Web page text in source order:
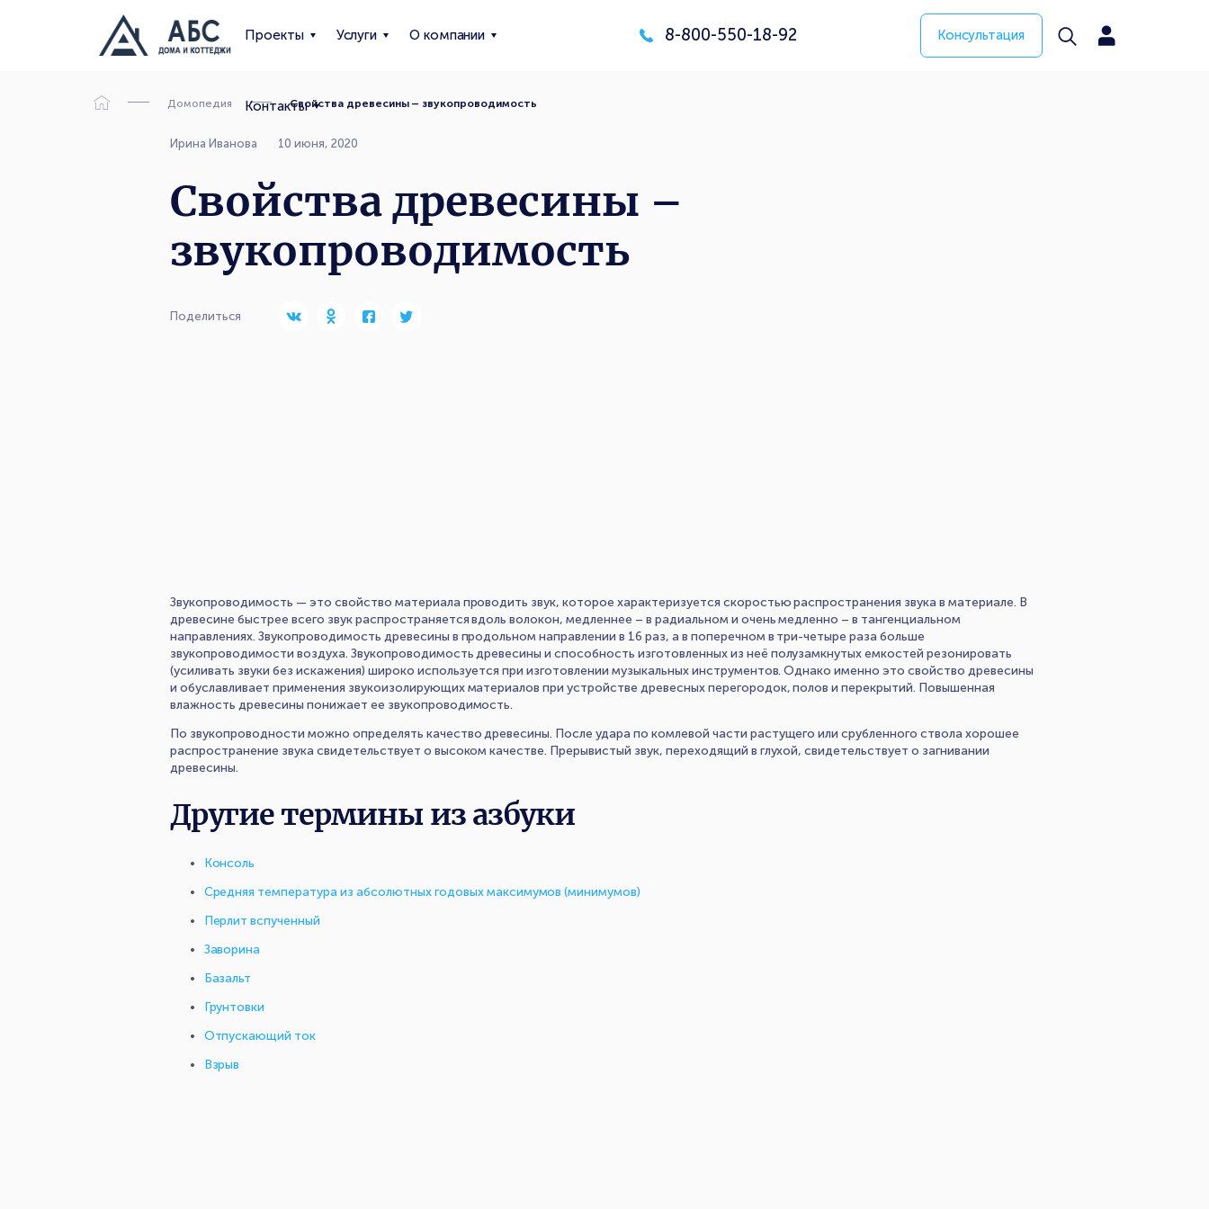
Проекты Услуги О компании
Контакты
8-800-550-18-92 Консультация
Домопедия Свойства древесины – звукопроводимость
Ирина Иванова 10 июня, 2020
Свойства древесины –
звукопроводимость
Поделиться
Звукопроводимость — это свойство материала проводить звук, которое характеризуется скоростью распространения звука в материале. В
древесине быстрее всего звук распространяется вдоль волокон, медленнее – в радиальном и очень медленно – в тангенциальном
направлениях. Звукопроводимость древесины в продольном направлении в 16 раз, а в поперечном в три-четыре раза больше
звукопроводимости воздуха. Звукопроводимость древесины и способность изготовленных из неё полузамкнутых емкостей резонировать
(усиливать звуки без искажения) широко используется при изготовлении музыкальных инструментов. Однако именно это свойство древесины
и обуславливает применения звукоизолирующих материалов при устройстве древесных перегородок, полов и перекрытий. Повышенная
влажность древесины понижает ее звукопроводимость.
По звукопроводности можно определять качество древесины. После удара по комлевой части растущего или срубленного ствола хорошее
распространение звука свидетельствует о высоком качестве. Прерывистый звук, переходящий в глухой, свидетельствует о загнивании
древесины.
Другие термины из азбуки
Консоль
Средняя температура из абсолютных годовых максимумов (минимумов)
Перлит вспученный
Заворина
Базальт
Грунтовки
Отпускающий ток
Взрыв